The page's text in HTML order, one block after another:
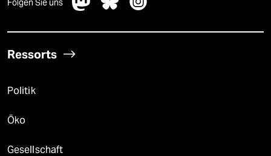
Folgen Sie uns
Ressorts
Politik
Öko
Gesellschaft